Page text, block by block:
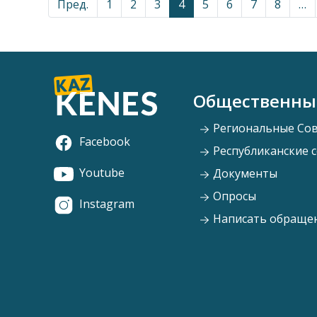
Пред. 1 2 3 4 5 6 7 8 …
Facebook
Youtube
Instagram
Региональные
Республиканские
Документы
Опросы
Написать